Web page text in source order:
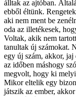
álltak az ajtóban.
ebből éltünk.
aki nem ment be
oda az illetékesek,
Voltak, akik nem
tanultak új számokat.
egy új szám, akkor,
az időben máshogy
megvolt, hogy ki
Mikor eltelik egy
játszik az ember,